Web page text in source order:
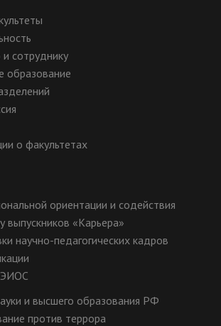
сотруднику
образование
о факультетах
ориентации и содействия
выпускников «Карьера»
научно-педагогических кадров
ЭИОС
и высшего образования РФ
против террора